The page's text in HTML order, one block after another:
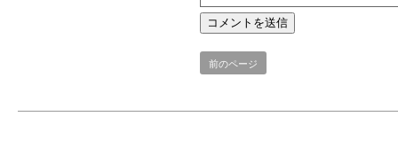
前のページ